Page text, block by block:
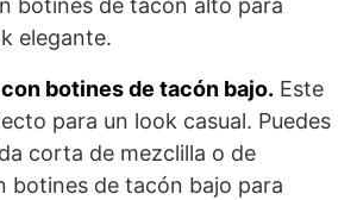
botines de tacón alto para
elegante.
botines de tacón bajo. Este
para un look casual. Puedes
corta de mezclilla o de
botines de tacón bajo para